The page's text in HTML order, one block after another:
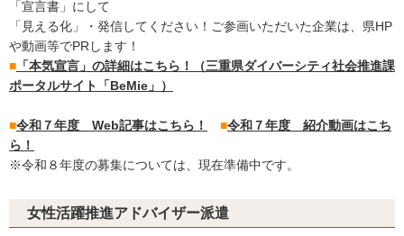
「宣言書」にして
「見える化」・発信してください！ご参画いただいた企業は、県HP
や動画等でPRします！
■ 「本気宣言」の詳細はこちら！（三重県ダイバーシティ社会推進課
ポータルサイト「BeMie」）
■令和７年度 Web記事はこちら！ ■令和７年度 紹介動画はこち
ら！
※令和８年度の募集については、現在準備中です。
女性活躍推進アドバイザー派遣